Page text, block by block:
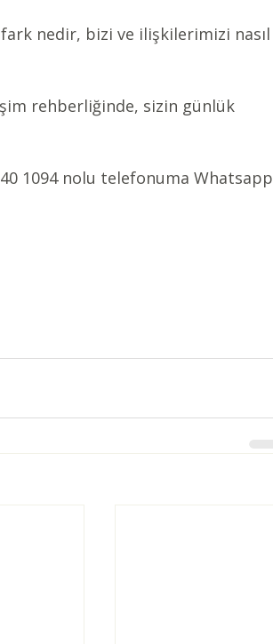
nedir, bizi ve ilişkilerimizi nasıl
rehberliğinde, sizin günlük
1094 nolu telefonuma Whatsapp